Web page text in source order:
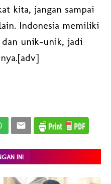
kita, jangan sampai
Indonesia memiliki
dan unik-unik, jadi
INI